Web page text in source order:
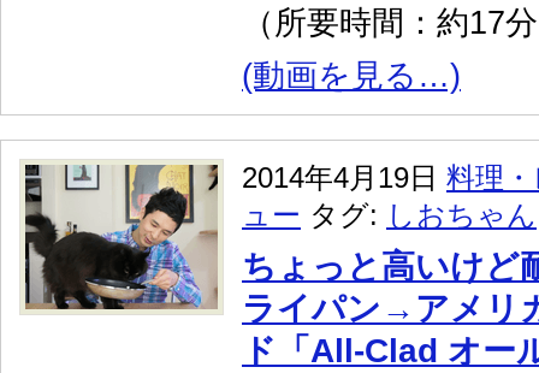
（所要時間：約17
(動画を見る…)
2014年4月19日 料理
ュー タグ: しおちゃん
ちょっと高いけど
ライパン→アメリ
ド「All-Clad オー